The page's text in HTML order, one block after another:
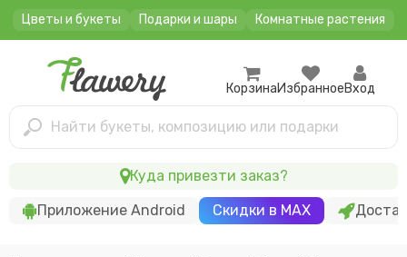
Цветы и букеты Подарки и шары Комнатные растения
Найти букеты, композицию или подарки
КорзинаИзбранноеВход
Приложение Android Скидки в MAX
Куда привезти заказ?